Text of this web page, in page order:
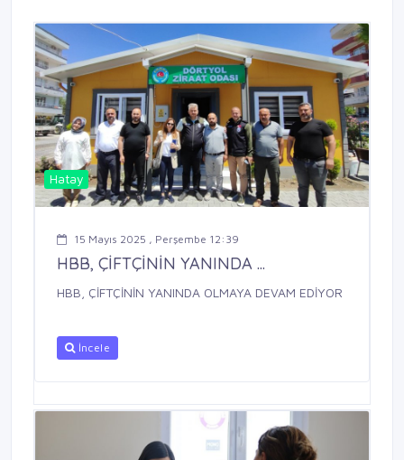
Hatay
15 Mayıs 2025 , Perşembe 12:39
HBB, ÇİFTÇİNİN YANINDA ...
HBB, ÇİFTÇİNİN YANINDA OLMAYA DEVAM EDİYOR
İncele